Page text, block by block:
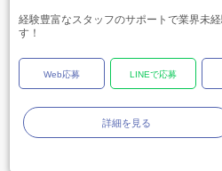
経験豊富なスタッフのサポートで業界未
す！
Web応募 LINEで応募
詳細を見る